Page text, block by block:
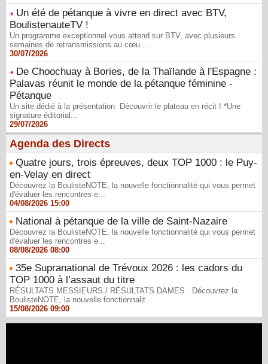
Un été de pétanque à vivre en direct avec BTV,
BoulistenauteTV !
Un programme exceptionnel vous attend sur BTV, avec plusieurs
semaines de retransmissions au cœu...
30/07/2026
De Choochuay à Bories, de la Thaïlande à l'Espagne :
Palavas réunit le monde de la pétanque féminine -
Pétanque
Un site dédié à la présentation Découvrir le plateau en récit ! *Une
signature éditorial...
29/07/2026
Agenda des Directs
Quatre jours, trois épreuves, deux TOP 1000 : le Puy-
en-Velay en direct
Découvrez la BoulisteNOTE, la nouvelle fonctionnalité qui vous permet
d'évaluer les rencontres e...
04/08/2026 15:00
National à pétanque de la ville de Saint-Nazaire
Découvrez la BoulisteNOTE, la nouvelle fonctionnalité qui vous permet
d'évaluer les rencontres e...
08/08/2026 08:00
35e Supranational de Trévoux 2026 : les cadors du
TOP 1000 à l’assaut du titre
RÉSULTATS MESSIEURS / RÉSULTATS DAMES Découvrez la
BoulisteNOTE, la nouvelle fonctionnalit...
15/08/2026 09:00